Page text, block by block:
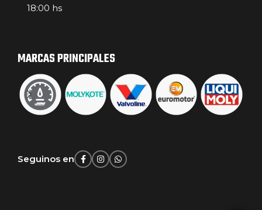
18:00 hs
MARCAS PRINCIPALES
Seguinos en